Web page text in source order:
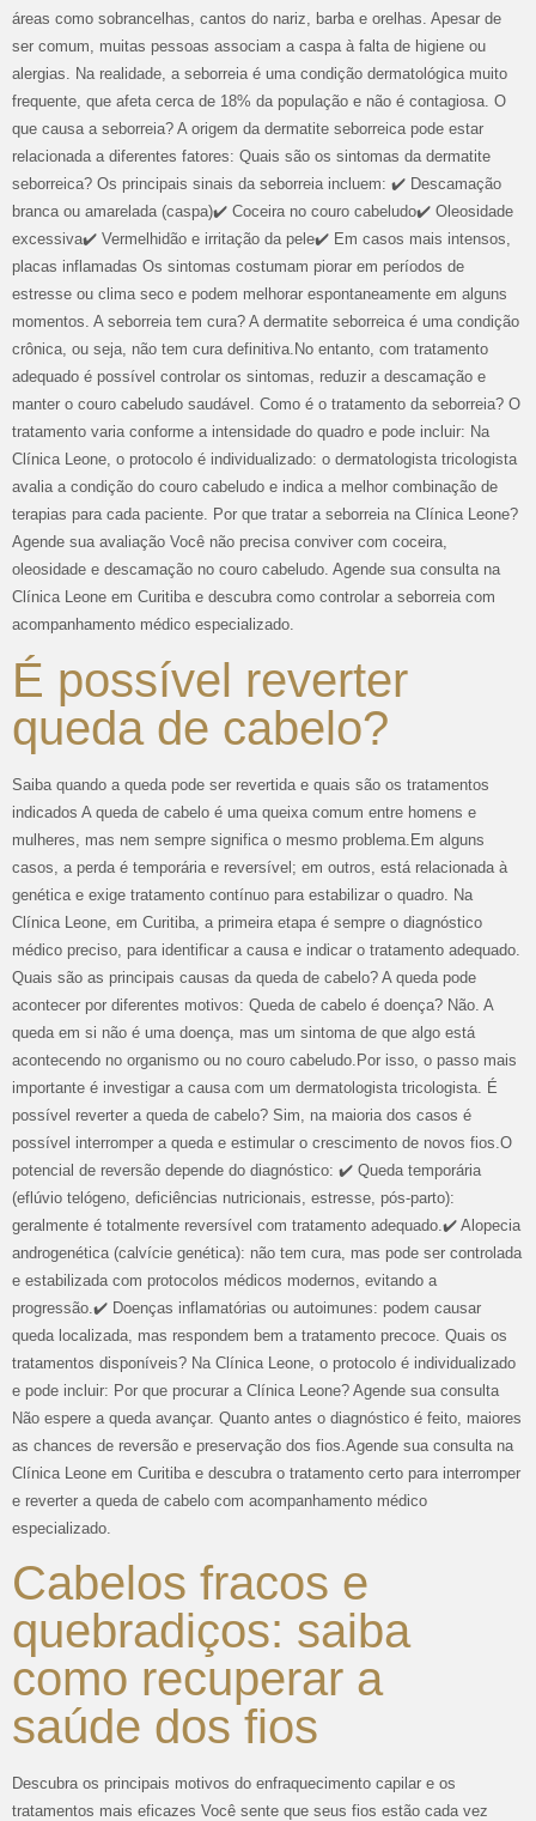
áreas como sobrancelhas, cantos do nariz, barba e orelhas. Apesar de
ser comum, muitas pessoas associam a caspa à falta de higiene ou
alergias. Na realidade, a seborreia é uma condição dermatológica muito
frequente, que afeta cerca de 18% da população e não é contagiosa. O
que causa a seborreia? A origem da dermatite seborreica pode estar
relacionada a diferentes fatores: Quais são os sintomas da dermatite
seborreica? Os principais sinais da seborreia incluem: ✔️ Descamação
branca ou amarelada (caspa)✔️ Coceira no couro cabeludo✔️ Oleosidade
excessiva✔️ Vermelhidão e irritação da pele✔️ Em casos mais intensos,
placas inflamadas Os sintomas costumam piorar em períodos de
estresse ou clima seco e podem melhorar espontaneamente em alguns
momentos. A seborreia tem cura? A dermatite seborreica é uma condição
crônica, ou seja, não tem cura definitiva.No entanto, com tratamento
adequado é possível controlar os sintomas, reduzir a descamação e
manter o couro cabeludo saudável. Como é o tratamento da seborreia? O
tratamento varia conforme a intensidade do quadro e pode incluir: Na
Clínica Leone, o protocolo é individualizado: o dermatologista tricologista
avalia a condição do couro cabeludo e indica a melhor combinação de
terapias para cada paciente. Por que tratar a seborreia na Clínica Leone?
Agende sua avaliação Você não precisa conviver com coceira,
oleosidade e descamação no couro cabeludo. Agende sua consulta na
Clínica Leone em Curitiba e descubra como controlar a seborreia com
acompanhamento médico especializado.
É possível reverter
queda de cabelo?
Saiba quando a queda pode ser revertida e quais são os tratamentos
indicados A queda de cabelo é uma queixa comum entre homens e
mulheres, mas nem sempre significa o mesmo problema.Em alguns
casos, a perda é temporária e reversível; em outros, está relacionada à
genética e exige tratamento contínuo para estabilizar o quadro. Na
Clínica Leone, em Curitiba, a primeira etapa é sempre o diagnóstico
médico preciso, para identificar a causa e indicar o tratamento adequado.
Quais são as principais causas da queda de cabelo? A queda pode
acontecer por diferentes motivos: Queda de cabelo é doença? Não. A
queda em si não é uma doença, mas um sintoma de que algo está
acontecendo no organismo ou no couro cabeludo.Por isso, o passo mais
importante é investigar a causa com um dermatologista tricologista. É
possível reverter a queda de cabelo? Sim, na maioria dos casos é
possível interromper a queda e estimular o crescimento de novos fios.O
potencial de reversão depende do diagnóstico: ✔️ Queda temporária
(eflúvio telógeno, deficiências nutricionais, estresse, pós-parto):
geralmente é totalmente reversível com tratamento adequado.✔️ Alopecia
androgenética (calvície genética): não tem cura, mas pode ser controlada
e estabilizada com protocolos médicos modernos, evitando a
progressão.✔️ Doenças inflamatórias ou autoimunes: podem causar
queda localizada, mas respondem bem a tratamento precoce. Quais os
tratamentos disponíveis? Na Clínica Leone, o protocolo é individualizado
e pode incluir: Por que procurar a Clínica Leone? Agende sua consulta
Não espere a queda avançar. Quanto antes o diagnóstico é feito, maiores
as chances de reversão e preservação dos fios.Agende sua consulta na
Clínica Leone em Curitiba e descubra o tratamento certo para interromper
e reverter a queda de cabelo com acompanhamento médico
especializado.
Cabelos fracos e
quebradiços: saiba
como recuperar a
saúde dos fios
Descubra os principais motivos do enfraquecimento capilar e os
tratamentos mais eficazes Você sente que seus fios estão cada vez